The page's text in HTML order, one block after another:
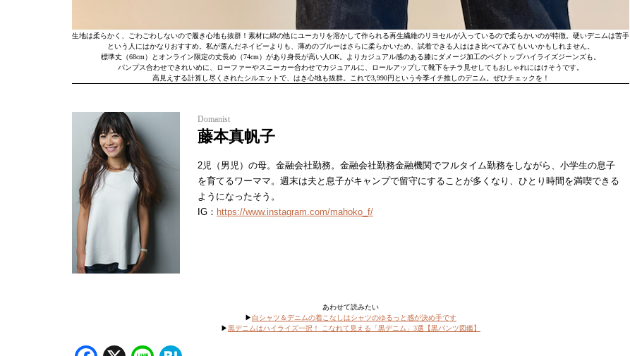
生地は柔らかく、ごわごわしないので履き心地も抜群！素材に綿の他にユーカリを溶かして作られる再生繊維のリヨセルが入っているので柔らかいのが特徴。硬いデニムは苦手
という人にはかなりおすすめ。私が選んだネイビーよりも、薄めのブルーはさらに柔らかいため、試着できる人ははき比べてみてもいいかもしれません。
標準丈（68cm）とオンライン限定の丈長め（74cm）があり身長が高い人OK。よりカジュアル感のある膝にダメージ加工のペグトップハイライズジーンズも。
パンプス合わせできれいめに、ローファーやスニーカー合わせでカジュアルに、ロールアップして靴下をチラ見せしてもおしゃれにはけそうです。
高見えする計算し尽くされたシルエットで、はき心地も抜群。これで3,990円という今季イチ推しのデニム。ぜひチェックを！
Domanist
藤本真帆子
2児（男児）の母。金融会社勤務。金融会社勤務金融機関でフルタイム勤務をしながら、小学生の息子
を育てるワーママ。週末は夫と息子がキャンプで留守にすることが多くなり、ひとり時間を満喫できる
ようになったそう。
IG： https://www.instagram.com/mahoko_f/
あわせて読みたい
▶︎白シャツ＆デニムの着こなしはシャツのゆるっと感が決め手です
▶︎黒デニムはハイライズ一択！ こなれて見える「黒デニム」3選【黒パンツ図鑑】